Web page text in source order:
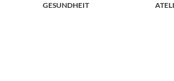
GESUNDHEIT